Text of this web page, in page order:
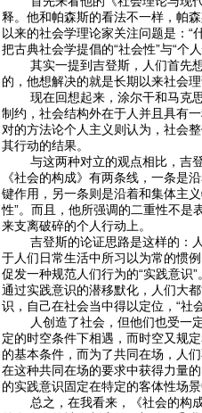
释。他和帕森斯的看法不一样，帕
以来的社会学理论家关注问题是：“
把古典社会学提倡的“社会性”与“个
其实一提到吉登斯，人们首先想
的，他想解决的就是长期以来社会
现在回想起来，涂尔干和马克思
制约，社会结构外在于人并且具有
对的方法论个人主义则认为，社会
其行动的结果。
与这两种对立的观点相比，吉登
《社会的构成》有两条线，一条是
键作用，另一条则是沿着和集体主
性”。而且，他所强调的二重性不是
来支离破碎的个人行动上。
吉登斯的论证思路是这样的：人
于人们日常生活中所习以为常的惯
促发一种规范人们行为的“实践意识
通过实践意识的潜移默化，人们大
识，自己在社会当中得以定位，“社
人创造了社会，但他们也受一定
定的时空条件下相遇，而时空又规
的基本条件，而为了共同在场，人
在这种共同在场的要求中获得力量
的实践意识固定在特定的客体性场
总之，在我看来，《社会的构成